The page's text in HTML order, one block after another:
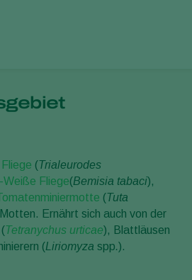
(Trialeurodes
Weiße Fliege(Bemisia tabaci),
(Tuta
Ernährt sich auch von der
Tetranychus urticae), Blattläusen
(Liriomyza spp.).